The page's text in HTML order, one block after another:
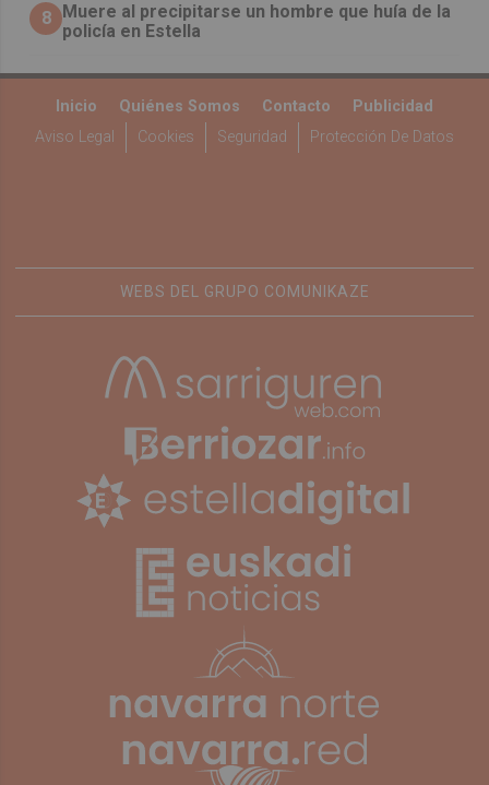
8 Muere al precipitarse un hombre que huía de la
policía en Estella
Inicio Quiénes Somos Contacto
Publicidad
Aviso Legal
Cookies Seguridad Protección De Datos
WEBS DEL GRUPO COMUNIKAZE